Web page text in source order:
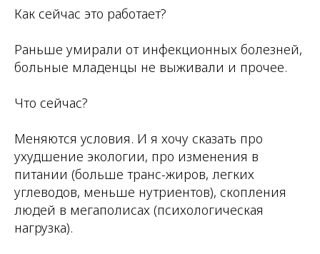
Как сейчас это работает?
Раньше умирали от инфекционных болезней,
больные младенцы не выживали и прочее.
Что сейчас?
Меняются условия. И я хочу сказать про
ухудшение экологии, про изменения в
питании (больше транс-жиров, легких
углеводов, меньше нутриентов), скопления
людей в мегаполисах (психологическая
нагрузка).